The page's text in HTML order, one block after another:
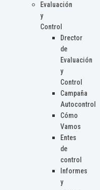
Evaluación
y
Control
Drector
de
Evaluación
y
Control
Campaña
Autocontrol
Cómo
Vamos
Entes
de
control
Informes
y